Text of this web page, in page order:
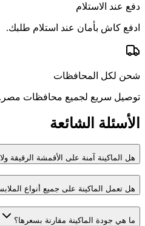
دفع عند الاستلام
ادفع كاش بأمان عند استلام طلبك.
شحن لكل المحافظات
توصيل سريع لجميع محافظات مصر.
الأسئلة الشائعة
هل الماكينة آمنة على الأقمشة الرقيقة
هل تعمل الماكينة على جميع أنواع
ما هي جودة الماكينة مقارنة بسعرها؟